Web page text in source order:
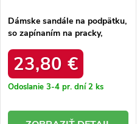
Dámske sandále na podpätku,
so zapínaním na pracky,
/ LOLA5322 BLUE
23,80 €
Odoslanie 3-4 pr. dní2 ks